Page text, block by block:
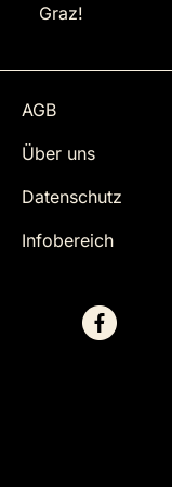
Graz!
AGB
Über uns
Datenschutz
Infobereich